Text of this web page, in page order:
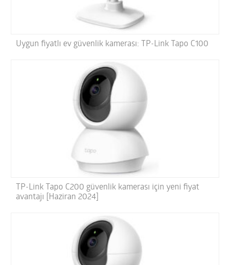
Uygun fiyatlı ev güvenlik kamerası: TP-Link Tapo C100
TP-Link Tapo C200 güvenlik kamerası için yeni fiyat
avantajı [Haziran 2024]